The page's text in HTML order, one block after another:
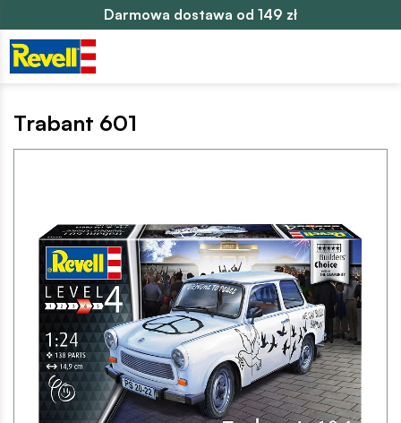
Darmowa dostawa od 149 zł
Trabant 601